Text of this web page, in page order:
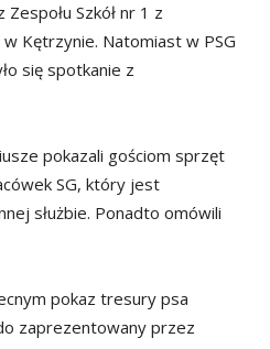
Szkół nr 1 z
Kętrzynie. Natomiast w PSG
się spotkanie z
pokazali gościom sprzęt
SG, który jest
służbie. Ponadto omówili
pokaz tresury psa
zaprezentowany przez